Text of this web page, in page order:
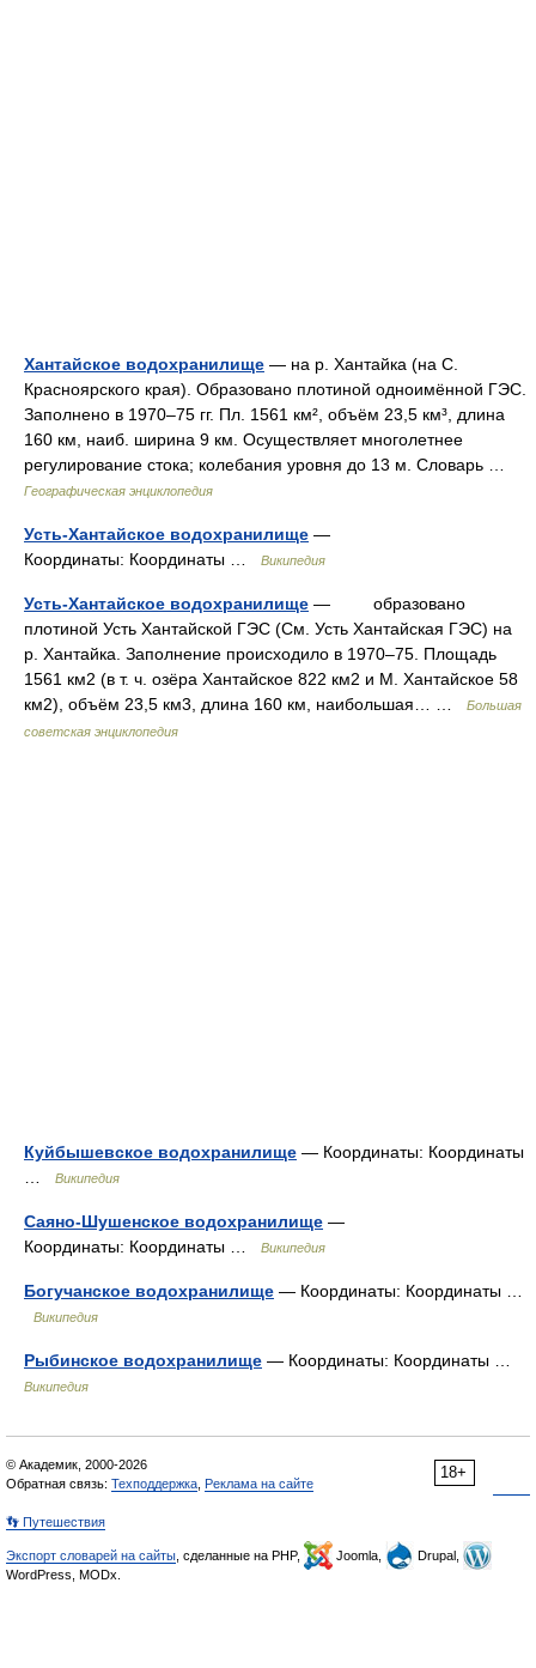
Хантайское водохранилище — на р. Хантайка (на С.
Красноярского края). Образовано плотиной одноимённой ГЭС.
Заполнено в 1970–75 гг. Пл. 1561 км², объём 23,5 км³, длина
160 км, наиб. ширина 9 км. Осуществляет многолетнее
регулирование стока; колебания уровня до 13 м. Словарь …
Географическая энциклопедия
Усть-Хантайское водохранилище —
Координаты: Координаты …
Википедия
Усть-Хантайское водохранилище — образовано
плотиной Усть Хантайской ГЭС (См. Усть Хантайская ГЭС) на
р. Хантайка. Заполнение происходило в 1970–75. Площадь
1561 км2 (в т. ч. озёра Хантайское 822 км2 и М. Хантайское 58
км2), объём 23,5 км3, длина 160 км, наибольшая… …
Большая
советская энциклопедия
Куйбышевское водохранилище — Координаты: Координаты
Википедия
Саяно-Шушенское водохранилище —
Координаты: Координаты …
Википедия
Богучанское водохранилище — Координаты: Координаты …
Википедия
Рыбинское водохранилище — Координаты: Координаты …
Википедия
18+
© Академик, 2000-2026
Обратная связь: Техподдержка Реклама на сайте
👣 Путешествия
Экспорт словарей на сайты , сделанные на PHP, Joomla,
Drupal,
WordPress, MODx.